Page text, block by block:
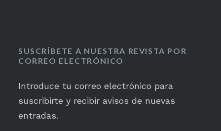
SUSCRÍBETE A NUESTRA REVISTA POR
CORREO ELECTRÓNICO
Introduce tu correo electrónico para
suscribirte y recibir avisos de nuevas
entradas.